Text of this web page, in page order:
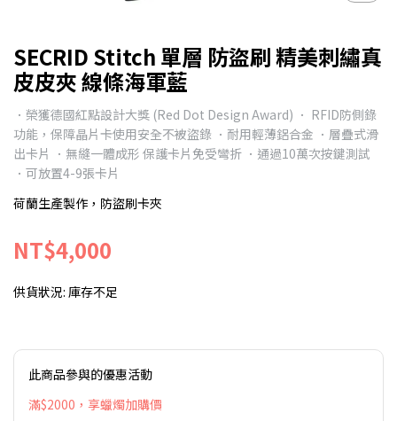
SECRID Stitch 單層 防盜刷 精美刺繡真
皮皮夾 線條海軍藍
．榮獲德國紅點設計大獎 (Red Dot Design Award) ． RFID防側錄
功能，保障晶片卡使用安全不被盜錄 ．耐用輕薄鋁合金 ．層疊式滑
出卡片 ．無縫一體成形 保護卡片免受彎折 ．通過10萬次按鍵測試
．可放置4-9張卡片
荷蘭生產製作，防盜刷卡夾
NT$4,000
供貨狀況: 庫存不足
此商品參與的優惠活動
滿$2000，享蠟燭加購價